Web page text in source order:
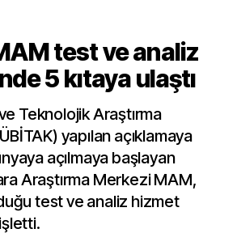
test ve analiz
5 kıtaya ulaştı
Teknolojik Araştırma
yapılan açıklamaya
açılmaya başlayan
Araştırma Merkezi MAM,
test ve analiz hizmet